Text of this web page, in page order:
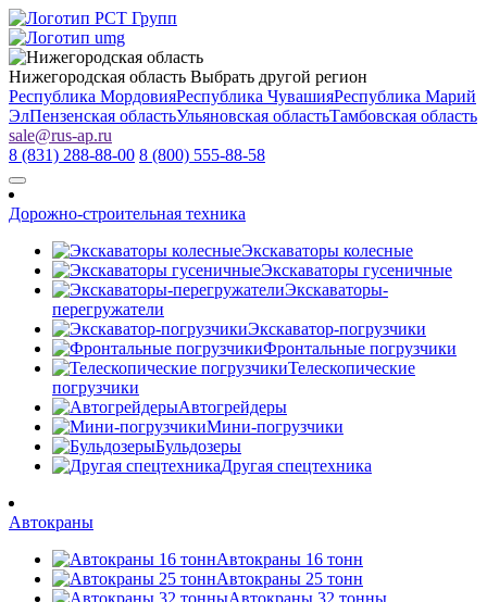
Нижегородская область Выбрать другой регион
Республика МордовияРеспублика ЧувашияРеспублика Марий
ЭлПензенская областьУльяновская областьТамбовская область
sale@rus-ap.ru
8 (831) 288-88-00 8 (800) 555-88-58
Дорожно-строительная техника
Экскаваторы колесные
Экскаваторы гусеничные
Экскаваторы-
перегружатели
Экскаватор-погрузчики
Фронтальные погрузчики
Телескопические
погрузчики
Автогрейдеры
Мини-погрузчики
Бульдозеры
Другая спецтехника
Автокраны
Автокраны 16 тонн
Автокраны 25 тонн
Автокраны 32 тонны